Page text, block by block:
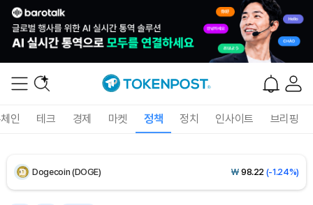
인 테크 경제 마켓 정책 정치 인사이트 브리핑
Solana (SOL) ₩ 104,411(-0.92%)
Bitcoin (BTC) 92,070,384(+0.25%)